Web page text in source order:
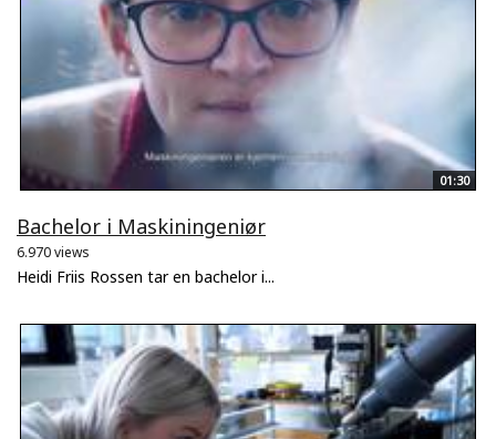
01:30
Bachelor i Maskiningeniør
6.970 views
Heidi Friis Rossen tar en bachelor i...